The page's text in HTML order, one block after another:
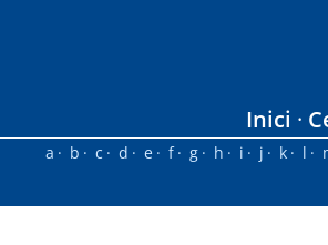
Inici
a b c d e f g h i j k l